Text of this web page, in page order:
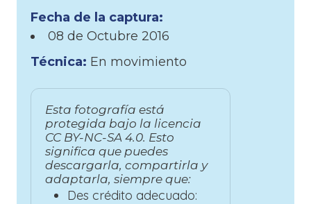
Fecha de la captura:
08 de Octubre 2016
Técnica: En movimiento
Esta fotografía está
protegida bajo la licencia
CC BY-NC-SA 4.0. Esto
significa que puedes
descargarla, compartirla y
adaptarla, siempre que:
Des crédito adecuado: